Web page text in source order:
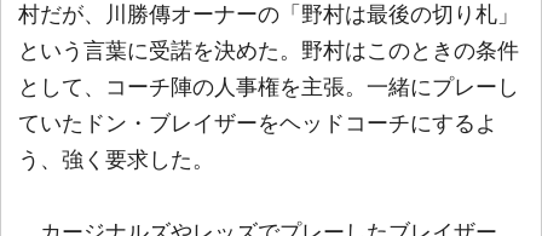
村だが、川勝傳オーナーの「野村は最後の切り札」
という言葉に受諾を決めた。野村はこのときの条件
として、コーチ陣の人事権を主張。一緒にプレーし
ていたドン・ブレイザーをヘッドコーチにするよ
う、強く要求した。